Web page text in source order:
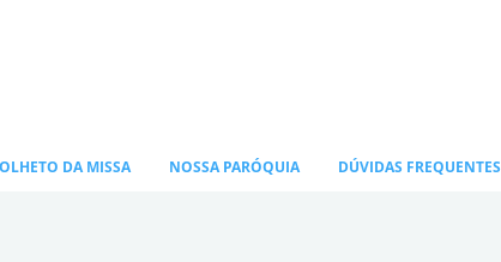
DA MISSA NOSSA PARÓQUIA DÚVIDAS FREQUENTES